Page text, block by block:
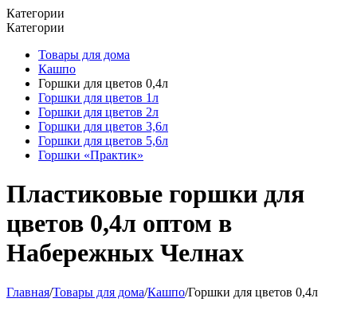
Категории
Категории
Товары для дома
Кашпо
Горшки для цветов 0,4л
Горшки для цветов 1л
Горшки для цветов 2л
Горшки для цветов 3,6л
Горшки для цветов 5,6л
Горшки «Практик»
Пластиковые горшки для
цветов 0,4л оптом в
Набережных Челнах
Главная/Товары для дома/Кашпо/Горшки для цветов 0,4л